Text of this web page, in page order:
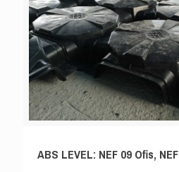
ABS LEVEL: NEF 09 Ofis, NEF